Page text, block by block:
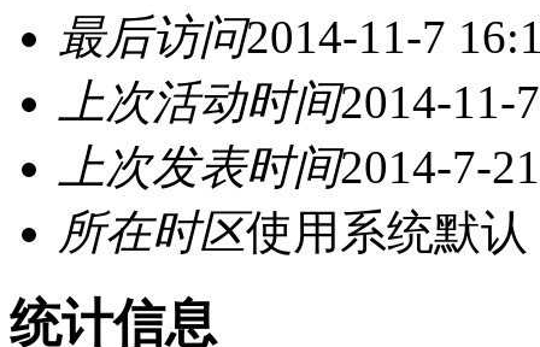
最后访问2014-11-7
上次活动时间2014-11-
上次发表时间2014-7-
所在时区使用系统默认
统计信息